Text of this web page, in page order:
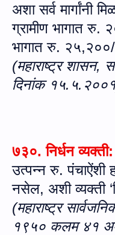
अशा सर्व मार्गांनी
ग्रामीण भागात रु.
भागात रु. २५,२००/-
(महाराष्‍ट्र शासन,
दिनांक
७३०. निर्धन व्‍यक्‍ती:
उत्पन्नरु. पंचाऐंशी
नसेल, अशी व्यक्ती ‘
(महाराष्ट्र
१९५० कलम ४१